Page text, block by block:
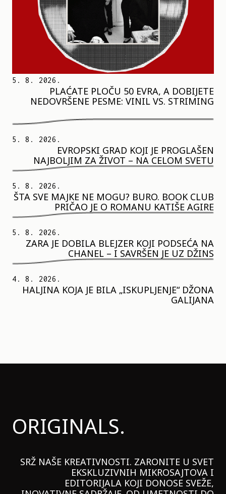
5. 8. 2026.
PLAĆATE PLOČU 50 EVRA, A DOBIJETE
NEDOVRŠENE PESME: VINIL VS. STRIMING
5. 8. 2026.
EVROPSKI GRAD KOJI JE PROGLAŠEN
NAJBOLJIM ZA ŽIVOT – NA CELOM SVETU
5. 8. 2026.
ŠTA SVE MAJKE NE MOGU? BURO. BOOK CLUB
PRIČAO JE O ROMANU KATIŠE AGIRE
5. 8. 2026.
ZARA JE DOBILA BLEJZER KOJI PODSEĆA NA
CHANEL – I SAVRŠEN JE UZ DŽINS
4. 8. 2026.
HALJINA KOJA JE BILA „ISKUPLJENJE“ DŽONA
GALIJANA
ORIGINALS.
SRŽ NAŠE KREATIVNOSTI. ZARONITE U SVET
EKSKLUZIVNIH MIKROSAJTOVA I
EDITORIJALA KOJI DONOSE SVEŽE,